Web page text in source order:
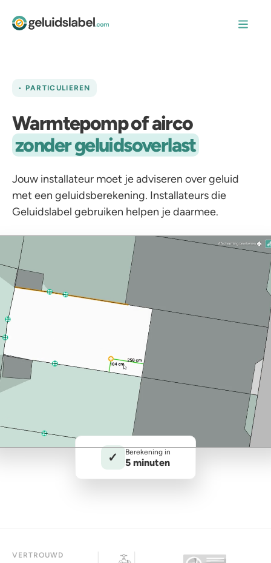
• PARTICULIEREN
Warmtepomp of airco
zonder geluidsoverlast
Jouw installateur moet je adviseren over geluid
met een geluidsberekening. Installateurs die
Geluidslabel gebruiken helpen je daarmee.
✓ Berekening in
5 minuten
VERTROUWD